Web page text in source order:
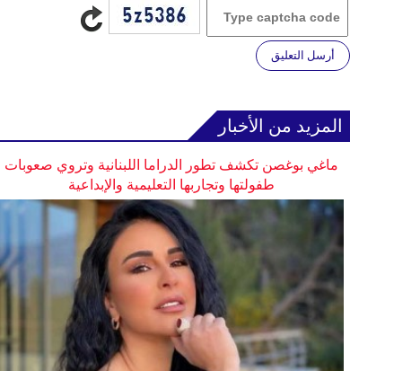
أرسل التعليق
المزيد من الأخبار
ماغي بوغصن تكشف تطور الدراما اللبنانية وتروي صعوبات
طفولتها وتجاربها التعليمية والإبداعية